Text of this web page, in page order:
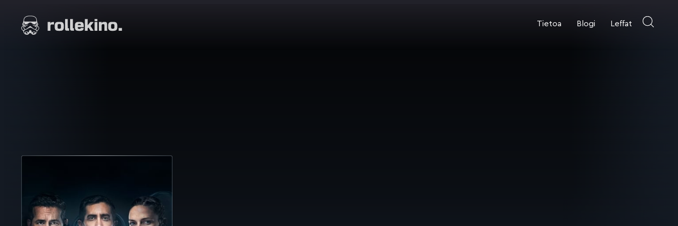
suoraan
sisältöön
Elokuvat ja elokuva-arviot | Rollekino.fi
Tietoa Blogi Leffat